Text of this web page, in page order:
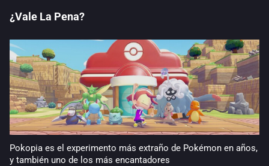
¿Vale La Pena?
Pokopia es el experimento más extraño de Pokémon en años,
y también uno de los más encantadores